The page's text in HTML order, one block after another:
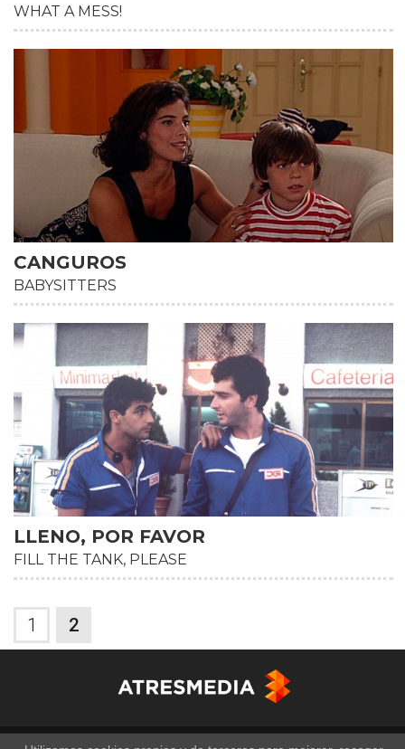
HD
WHAT A MESS!
HD
CANGUROS
BABYSITTERS
LLENO, POR FAVOR
FILL THE TANK, PLEASE
1 2
Copyright © Atresmedia Corporación de Medios de